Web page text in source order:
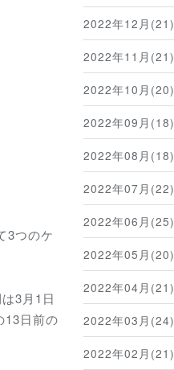
3つのケ
3月1日
13日前の
2022年12月(21)
2022年11月(21)
2022年10月(20)
2022年09月(18)
2022年08月(18)
2022年07月(22)
2022年06月(25)
2022年05月(20)
2022年04月(21)
2022年03月(24)
2022年02月(21)